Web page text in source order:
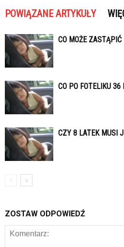
POWIĄZANE ARTYKUŁY
CO MOŻE ZASTĄPIĆ
CO PO FOTELIKU 36
CZY 8 LATEK MUSI
ZOSTAW ODPOWIEDŹ